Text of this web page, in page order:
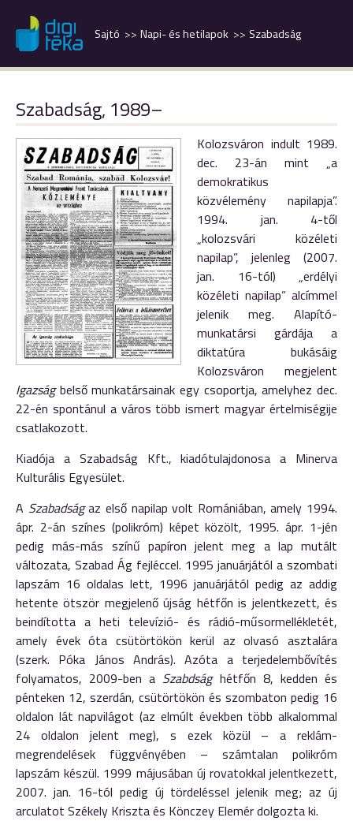
Szabadság
Napi- és hetilapok
Sajtó
Szabadság, 1989–
Kolozsváron indult 1989.
dec. 23-án mint „a
demokratikus
közvélemény napilapja”.
1994. jan. 4-től
„kolozsvári közéleti
napilap”, jelenleg (2007.
jan. 16-tól) „erdélyi
közéleti napilap” alcímmel
jelenik meg. Alapító-
munkatársi gárdája a
diktatúra bukásáig
Kolozsváron megjelent
Igazságbelső munkatársainak egy csoportja, amelyhez dec.
22-én spontánul a város több ismert magyar értelmiségije
csatlakozott.
Kiadója a Szabadság Kft., kiadótulajdonosa a Minerva
Kulturális Egyesület.
A Szabadságaz első napilap volt Romániában, amely 1994.
ápr. 2-án színes (polikróm) képet közölt, 1995. ápr. 1-jén
pedig más-más színű papíron jelent meg a lap mutált
változata, Szabad Ág fejléccel. 1995 januárjától a szombati
lapszám 16 oldalas lett, 1996 januárjától pedig az addig
hetente ötször megjelenő újság hétfőn is jelentkezett, és
beindította a heti televízió- és rádió-műsormellékletét,
amely évek óta csütörtökön kerül az olvasó asztalára
(szerk. Póka János András). Azóta a terjedelembővítés
folyamatos, 2009-ben a Szabdsághétfőn 8, kedden és
pénteken 12, szerdán, csütörtökön és szombaton pedig 16
oldalon lát napvilágot (az elmúlt években több alkalommal
24 oldalon jelent meg), s ezek közül – a reklám-
megrendelések függvényében – számtalan polikróm
lapszám készül. 1999 májusában új rovatokkal jelentkezett,
2007. jan. 16-tól pedig új tördeléssel jelenik meg; az új
arculatot Székely Kriszta és Könczey Elemér dolgozta ki.